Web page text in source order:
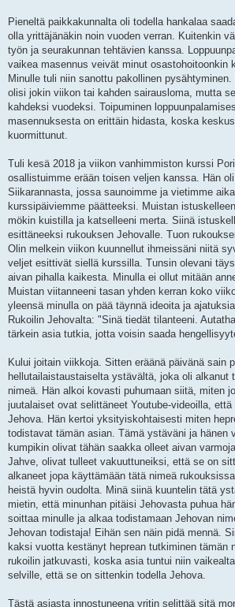
Pieneltä paikkakunnalta oli todella hankalaa
olla yrittäjänäkin noin vuoden verran. Kuitenkin
työn ja seurakunnan tehtävien kanssa.
vaikea masennus veivät minut osastohoitoonkin
Minulle tuli niin sanottu pakollinen
olisi jokin viikon tai kahden sairausloma, mutta
kahdeksi vuodeksi. Toipuminen
masennuksesta on erittäin hidasta, koska
kuormittunut.
Tuli kesä 2018 ja viikon vanhimmiston kurssi
osallistuimme erään toisen veljen kanssa. Hän
Siikarannasta, jossa saunoimme ja vietimme
kurssipäiviemme päätteeksi. Muistan
mökin kuistilla ja katselleeni merta. Siinä
esittäneeksi rukouksen Jehovalle. Tuon
Olin melkein viikon kuunnellut ihmeissäni niitä
veljet esittivät siellä kurssilla. Tunsin olevani
aivan pihalla kaikesta. Minulla ei ollut mitään
Muistan viitanneeni tasan yhden kerran koko
yleensä minulla on pää täynnä ideoita ja
Rukoilin Jehovalta: "Sinä tiedät tilanteeni.
tärkein asia tutkia, jotta voisin saada
Kului joitain viikkoja. Sitten eräänä päivänä sain
hellutailaistaustaiselta ystävältä, joka oli alkanut
nimeä. Hän alkoi kovasti puhumaan siitä, miten
juutalaiset ovat selittäneet Youtube-videoilla,
Jehova. Hän kertoi yksityiskohtaisesti miten
todistavat tämän asian. Tämä ystäväni ja hänen
kumpikin olivat tähän saakka olleet aivan
Jahve, olivat tulleet vakuuttuneiksi, että se on
alkaneet jopa käyttämään tätä nimeä
heistä hyvin oudolta. Minä siinä kuuntelin tätä
mietin, että minunhan pitäisi Jehovasta puhua
soittaa minulle ja alkaa todistamaan Jehovan
Jehovan todistaja! Eihän sen näin pidä mennä.
kaksi vuotta kestänyt heprean tutkiminen tämän
rukoilin jatkuvasti, koska asia tuntui niin
selville, että se on sittenkin todella Jehova.
Tästä asiasta innostuneena yritin selittää sitä